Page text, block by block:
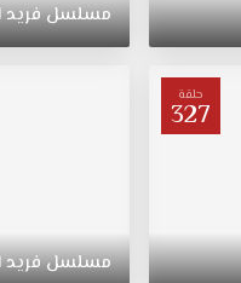
مسلسلفريد
حلقة
327
مسلسلفريد